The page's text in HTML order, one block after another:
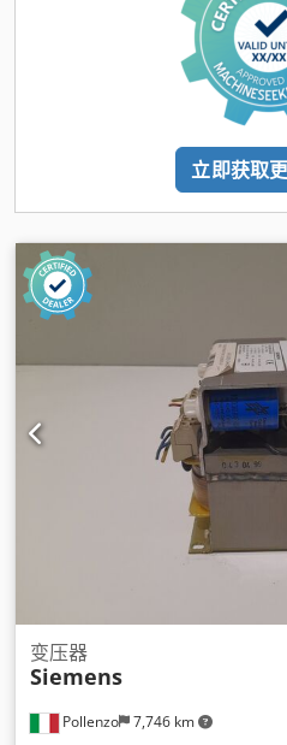
立即获取
Pollenzo 7,746 km
变压器
Siemens